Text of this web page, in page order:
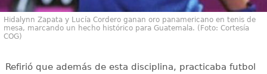
Hidalynn Zapata y Lucía Cordero ganan oro panamericano en tenis de
mesa, marcando un hecho histórico para Guatemala. (Foto: Cortesía
COG)
Refirió que además de esta disciplina, practicaba futbol